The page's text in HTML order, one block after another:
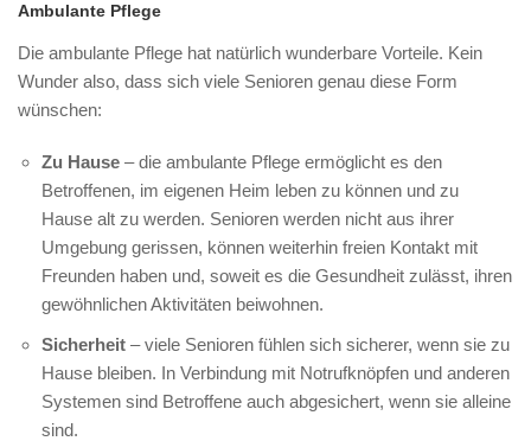
Ambulante Pflege
Die ambulante Pflege hat natürlich wunderbare Vorteile. Kein
Wunder also, dass sich viele Senioren genau diese Form
wünschen:
Zu Hause – die ambulante Pflege ermöglicht es den
Betroffenen, im eigenen Heim leben zu können und zu
Hause alt zu werden. Senioren werden nicht aus ihrer
Umgebung gerissen, können weiterhin freien Kontakt mit
Freunden haben und, soweit es die Gesundheit zulässt, ihren
gewöhnlichen Aktivitäten beiwohnen.
Sicherheit – viele Senioren fühlen sich sicherer, wenn sie zu
Hause bleiben. In Verbindung mit Notrufknöpfen und anderen
Systemen sind Betroffene auch abgesichert, wenn sie alleine
sind.